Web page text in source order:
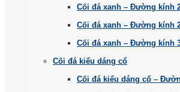
Cối đá xanh – Đường kính
Cối đá xanh – Đường kính
Cối đá xanh – Đường kính
Cối đá kiểu dáng cổ
Cối đá kiểu dáng cổ –